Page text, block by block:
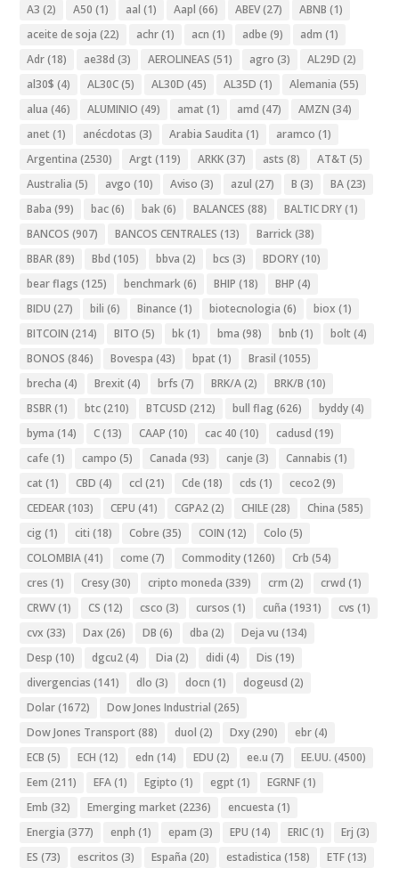
A3 (2) A50 (1) aal (1) Aapl (66) ABEV(27) ABNB (1)
aceite de soja (22) achr(1) acn (1) adbe (9) adm (1)
Adr(18) ae38d (3) AEROLINEAS (51) agro (3) AL29D (2)
al30$ (4) AL30C(5) AL30D (45) AL35D (1) Alemania (55)
alua (46) ALUMINIO (49) amat (1) amd (47) AMZN (34)
anet (1) anécdotas (3) Arabia Saudita (1) aramco (1)
Argentina (2530) Argt (119) ARKK(37) asts (8) AT&T (5)
Australia (5) avgo (10) Aviso (3) azul (27) B (3) BA(23)
Baba (99) bac(6) bak(6) BALANCES (88) BALTIC DRY(1)
BANCOS (907) BANCOS CENTRALES (13) Barrick(38)
BBAR(89) Bbd (105) bbva (2) bcs (3) BDORY(10)
bear flags (125) benchmark(6) BHIP (18) BHP (4)
BIDU (27) bili (6) Binance (1) biotecnologia (6) biox (1)
BITCOIN (214) BITO (5) bk(1) bma (98) bnb (1) bolt (4)
BONOS (846) Bovespa (43) bpat (1) Brasil (1055)
brecha (4) Brexit (4) brfs (7) BRK/A(2) BRK/B (10)
BSBR(1) btc(210) BTCUSD (212) bull flag (626) byddy(4)
byma (14) C(13) CAAP (10) cac 40 (10) cadusd (19)
cafe (1) campo (5) Canada (93) canje (3) Cannabis (1)
cat (1) CBD (4) ccl (21) Cde (18) cds (1) ceco2(9)
CEDEAR(103) CEPU (41) CGPA2(2) CHILE(28) China (585)
cig (1) citi (18) Cobre (35) COIN (12) Colo (5)
COLOMBIA(41) come (7) Commodity(1260) Crb (54)
cres (1) Cresy(30) cripto moneda (339) crm (2) crwd (1)
CRWV(1) CS (12) csco (3) cursos (1) cuña (1931) cvs (1)
cvx (33) Dax (26) DB (6) dba (2) Deja vu (134)
Desp (10) dgcu2(4) Dia (2) didi (4) Dis (19)
divergencias (141) dlo (3) docn (1) dogeusd (2)
Dolar(1672) Dow Jones Industrial (265)
Dow Jones Transport (88) duol (2) Dxy(290) ebr(4)
ECB (5) ECH (12) edn (14) EDU (2) ee.u (7) EE.UU. (4500)
Eem (211) EFA(1) Egipto (1) egpt (1) EGRNF(1)
Emb (32) Emerging market (2236) encuesta (1)
Energia (377) enph (1) epam (3) EPU (14) ERIC(1) Erj (3)
ES (73) escritos (3) España (20) estadistica (158) ETF(13)